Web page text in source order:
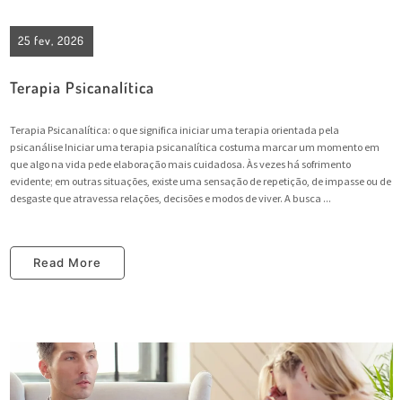
25 fev, 2026
Terapia Psicanalítica
Terapia Psicanalítica: o que significa iniciar uma terapia orientada pela
psicanálise Iniciar uma terapia psicanalítica costuma marcar um momento em
que algo na vida pede elaboração mais cuidadosa. Às vezes há sofrimento
evidente; em outras situações, existe uma sensação de repetição, de impasse ou de
desgaste que atravessa relações, decisões e modos de viver. A busca ...
Read More